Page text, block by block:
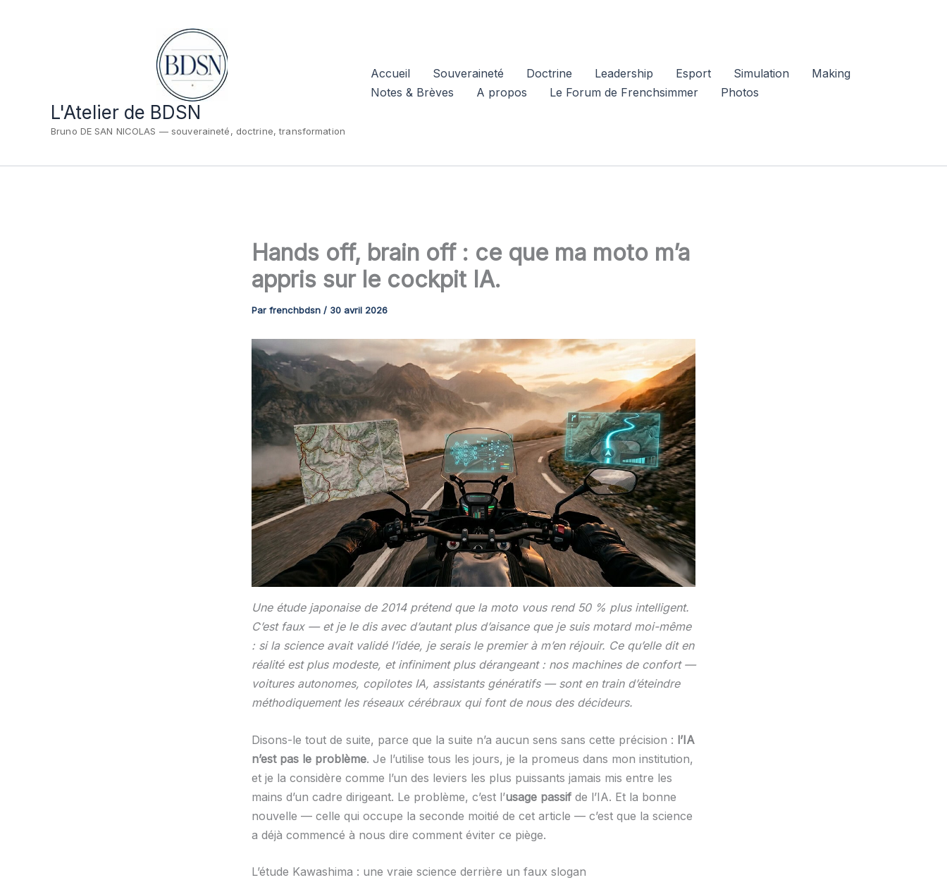
L'Atelier de BDSN
Bruno DE SAN NICOLAS — souveraineté, doctrine, transformation
Accueil Souveraineté Doctrine Leadership Esport Simulation
Making
Notes & Brèves
A propos Le Forum de Frenchsimmer Photos
Hands off, brain off : ce que ma moto m’a
appris sur le cockpit IA.
Par frenchbdsn / 30 avril 2026
Une étude japonaise de 2014 prétend que la moto vous rend 50 % plus intelligent.
C’est faux — et je le dis avec d’autant plus d’aisance que je suis motard moi-même
: si la science avait validé l’idée, je serais le premier à m’en réjouir. Ce qu’elle dit en
réalité est plus modeste, et infiniment plus dérangeant : nos machines de confort —
voitures autonomes, copilotes IA, assistants génératifs — sont en train d’éteindre
méthodiquement les réseaux cérébraux qui font de nous des décideurs.
Disons-le tout de suite, parce que la suite n’a aucun sens sans cette précision : l’IA
n’est pas le problème. Je l’utilise tous les jours, je la promeus dans mon institution,
et je la considère comme l’un des leviers les plus puissants jamais mis entre les
mains d’un cadre dirigeant. Le problème, c’est l’usage passif de l’IA. Et la bonne
nouvelle — celle qui occupe la seconde moitié de cet article — c’est que la science
a déjà commencé à nous dire comment éviter ce piège.
L’étude Kawashima : une vraie science derrière un faux slogan